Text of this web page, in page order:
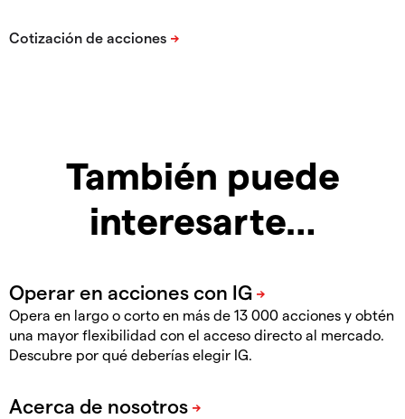
También puede
interesarte…
Opera en largo o corto en más de 13 000 acciones y obtén
una mayor flexibilidad con el acceso directo al mercado.
Descubre por qué deberías elegir IG.